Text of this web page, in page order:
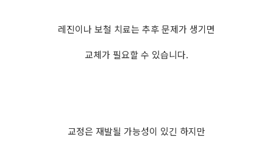
레진이나 보철 치료는 추후 문제가 생기면
교체가 필요할 수 있습니다.
교정은 재발될 가능성이 있긴 하지만